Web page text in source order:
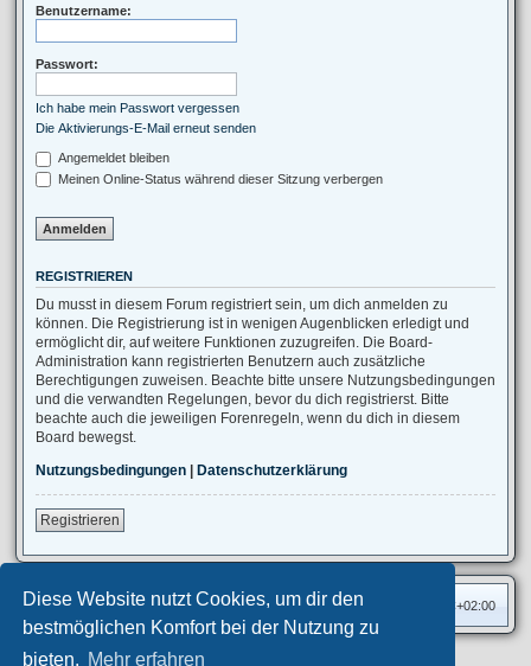
Diese Website nutzt Cookies, um dir den
bestmöglichen Komfort bei der Nutzung zu
bieten. Mehr erfahren
Benutzername:
Passwort:
Ich habe mein Passwort vergessen
Die Aktivierungs-E-Mail erneut senden
Angemeldet bleiben
Meinen Online-Status während dieser Sitzung verbergen
REGISTRIEREN
Du musst in diesem Forum registriert sein, um dich anmelden zu
können. Die Registrierung ist in wenigen Augenblicken erledigt und
ermöglicht dir, auf weitere Funktionen zuzugreifen. Die Board-
Administration kann registrierten Benutzern auch zusätzliche
Berechtigungen zuweisen. Beachte bitte unsere Nutzungsbedingungen
und die verwandten Regelungen, bevor du dich registrierst. Bitte
beachte auch die jeweiligen Forenregeln, wenn du dich in diesem
Board bewegst.
Nutzungsbedingungen | Datenschutzerklärung
Registrieren
Foren-Übersicht Alle Zeiten sind UTC+02:00